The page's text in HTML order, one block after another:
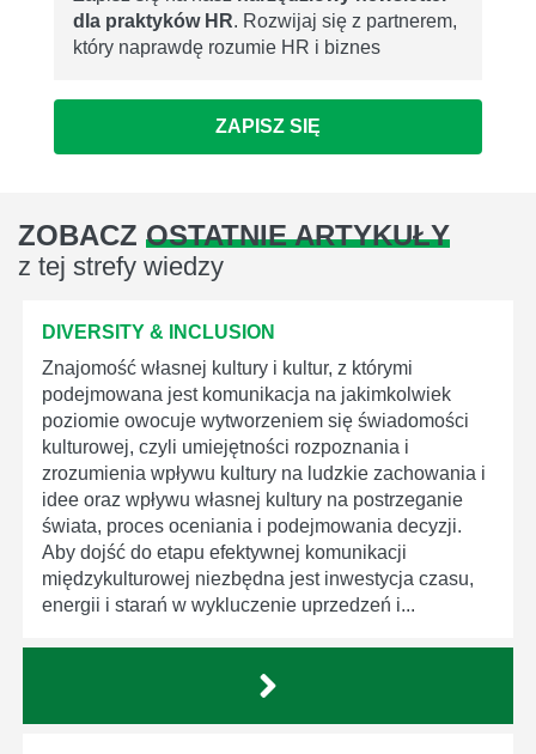
dla praktyków HR. Rozwijaj się z partnerem,
który naprawdę rozumie HR i biznes
ZAPISZ SIĘ
ZOBACZ OSTATNIE ARTYKUŁY
z tej strefy wiedzy
DIVERSITY & INCLUSION
Znajomość własnej kultury i kultur, z którymi
podejmowana jest komunikacja na jakimkolwiek
poziomie owocuje wytworzeniem się świadomości
kulturowej, czyli umiejętności rozpoznania i
zrozumienia wpływu kultury na ludzkie zachowania i
idee oraz wpływu własnej kultury na postrzeganie
świata, proces oceniania i podejmowania decyzji.
Aby dojść do etapu efektywnej komunikacji
międzykulturowej niezbędna jest inwestycja czasu,
energii i starań w wykluczenie uprzedzeń i...